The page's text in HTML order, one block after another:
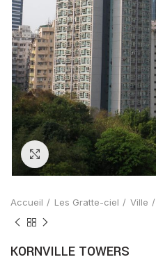
Zoom
Accueil Les Gratte-ciel Ville
KORNVILLE TOWERS